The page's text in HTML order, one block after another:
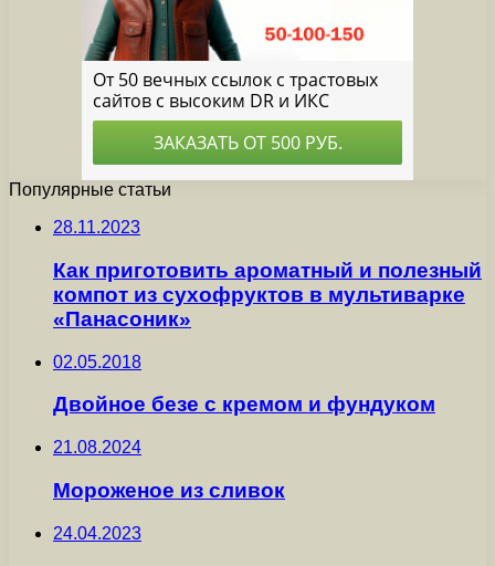
Популярные статьи
28.11.2023
Как приготовить ароматный и полезный
компот из сухофруктов в мультиварке
«Панасоник»
02.05.2018
Двойное безе с кремом и фундуком
21.08.2024
Мороженое из сливок
24.04.2023